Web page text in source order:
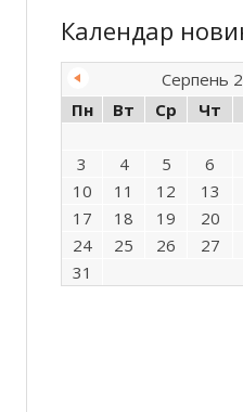
Календар
Серпень
Пн
Вт Ср Чт
3
4 5 6
10
11 12 13
17
18 19 20
24
25 26 27
31